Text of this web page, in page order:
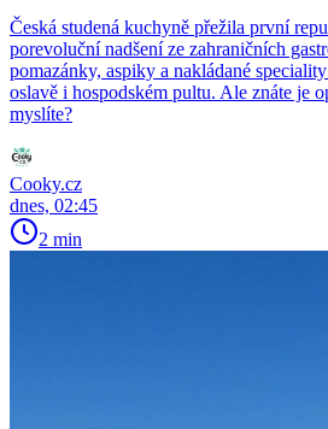
Česká studená kuchyně přežila první
porevoluční nadšení ze zahraničních
pomazánky, aspiky a nakládané
oslavě i hospodském pultu. Ale znáte je
myslíte?
Cooky.cz
dnes, 02:45
2 min